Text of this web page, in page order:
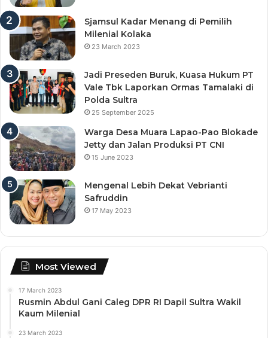
Sjamsul Kadar Menang di Pemilih
Milenial Kolaka
23 March 2023
Jadi Preseden Buruk, Kuasa Hukum PT
Vale Tbk Laporkan Ormas Tamalaki di
Polda Sultra
25 September 2025
Warga Desa Muara Lapao-Pao Blokade
Jetty dan Jalan Produksi PT CNI
15 June 2023
Mengenal Lebih Dekat Vebrianti
Safruddin
17 May 2023
Most Viewed
17 March 2023
Rusmin Abdul Gani Caleg DPR RI Dapil Sultra Wakil
Kaum Milenial
23 March 2023